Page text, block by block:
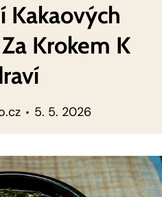
Kakaových
Krokem K
5. 5. 2026